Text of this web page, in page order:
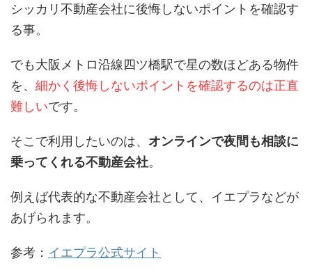
シッカリ不動産会社に後悔しないポイントを確認す
る事。
でも大阪メトロ沿線四ツ橋駅で星の数ほどある物件
を、 細かく後悔しないポイントを確認するのは正直
難しいです。
そこで利用したいのは、 オンラインで夜間も相談に
乗ってくれる不動産会社。
例えば代表的な不動産会社として、イエプラなどが
あげられます。
参考： イエプラ公式サイト